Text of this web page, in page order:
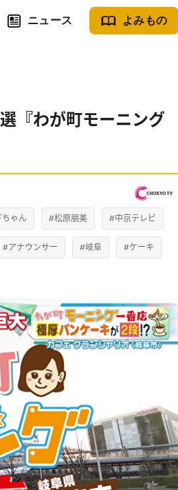
ニュース よみもの
『わが町モーニング
ゃん #松原朋美 #中京テレビ
#アナウンサー #岐阜 #ケーキ